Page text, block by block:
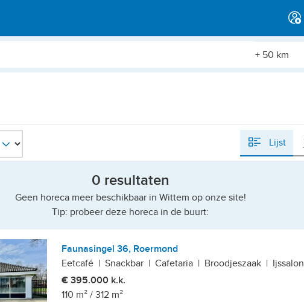
[Straal]
Lijst
0 resultaten
Geen horeca meer beschikbaar in Wittem op onze site!
Tip: probeer deze horeca in de buurt:
Faunasingel 36, Roermond
Eetcafé | Snackbar | Cafetaria | Broodjeszaak | Ijssalon
€ 395.000 k.k.
110 m² / 312 m²